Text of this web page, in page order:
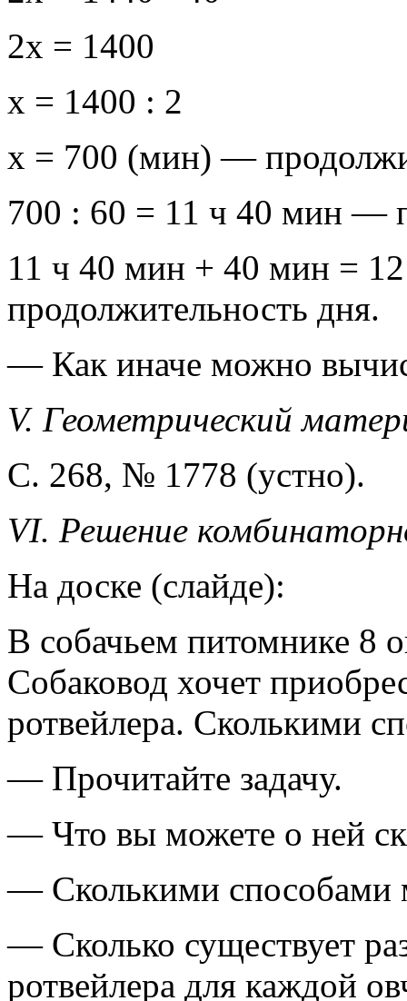
2x = 1400
x = 1400 : 2
x = 700 (мин) —
700 : 60 = 11 ч 40 мин —
11 ч 40 мин + 40 мин =
продолжительность дня.
— Как иначе можно
V. Геометрический
С. 268, № 1778 (устно).
VI. Решение
На доске (слайде):
В собачьем питомнике 8
Собаковод хочет
ротвейлера. Сколькими
— Прочитайте задачу.
— Что вы можете о ней
— Сколькими способами
— Сколько существует
ротвейлера для каждой